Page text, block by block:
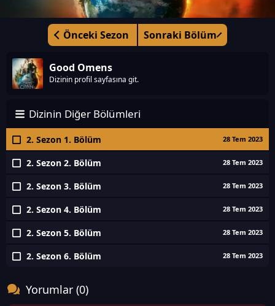
Önceki Sezon Sonraki Bölüm
Good Omens
Dizinin profil sayfasına git.
Dizinin Diğer Bölümleri
2. Sezon 1. Bölüm 28 Tem 2023
2. Sezon 2. Bölüm 28 Tem 2023
2. Sezon 3. Bölüm 28 Tem 2023
2. Sezon 4. Bölüm 28 Tem 2023
2. Sezon 5. Bölüm 28 Tem 2023
2. Sezon 6. Bölüm 28 Tem 2023
Yorumlar (0)